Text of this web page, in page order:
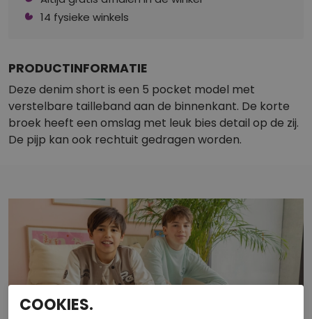
14 fysieke winkels
PRODUCTINFORMATIE
Deze denim short is een 5 pocket model met
verstelbare tailleband aan de binnenkant. De korte
broek heeft een omslag met leuk bies detail op de zij.
De pijp kan ook rechtuit gedragen worden.
COOKIES.